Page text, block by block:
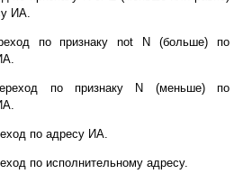
ИА.
по признаку not N (больше) по
по признаку N (меньше) по
по адресу ИА.
по исполнительному адресу.